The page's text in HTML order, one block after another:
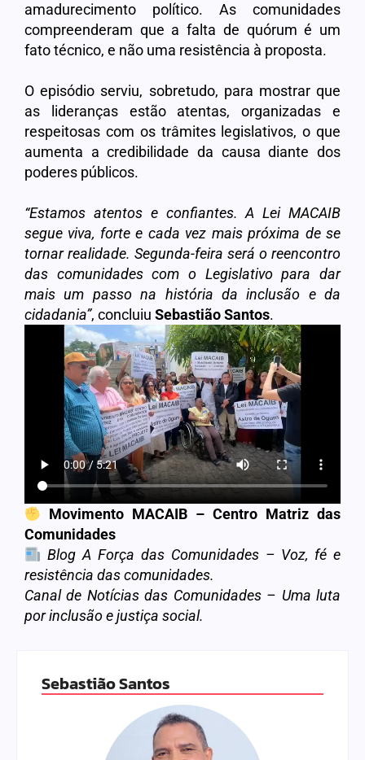
amadurecimento político. As comunidades
compreenderam que a falta de quórum é um
fato técnico, e não uma resistência à proposta.
O episódio serviu, sobretudo, para mostrar que
as lideranças estão atentas, organizadas e
respeitosas com os trâmites legislativos, o que
aumenta a credibilidade da causa diante dos
poderes públicos.
“Estamos atentos e confiantes. A Lei MACAIB
segue viva, forte e cada vez mais próxima de se
tornar realidade. Segunda-feira será o reencontro
das comunidades com o Legislativo para dar
mais um passo na história da inclusão e da
cidadania”, concluiu SebastiãoSantos.
Movimento MACAIB – Centro Matriz das
Comunidades
Blog A Força das Comunidades – Voz, fé e
resistência das comunidades.
Canal de Notícias das Comunidades – Uma luta
por inclusão e justiça social.
Sebastião Santos